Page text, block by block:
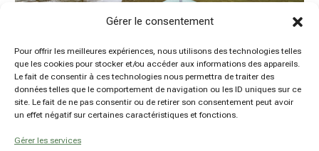
Gérer le consentement
Pour offrir les meilleures expériences, nous utilisons des technologies telles
que les cookies pour stocker et/ou accéder aux informations des appareils.
Le fait de consentir à ces technologies nous permettra de traiter des
données telles que le comportement de navigation ou les ID uniques sur ce
site. Le fait de ne pas consentir ou de retirer son consentement peut avoir
un effet négatif sur certaines caractéristiques et fonctions.
Gérer les services
Packraft sur la Lesse de Furfooz à Anseremme
byDamien Hansen|29 Avr 2024|Articles à la une,